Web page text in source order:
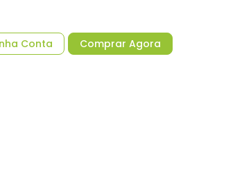
Conta Comprar Agora